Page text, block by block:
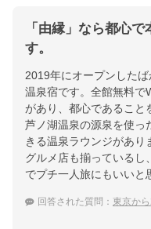
「由縁」なら都心
す。
2019年にオープンした
温泉宿です。全館無料で
があり、都心であること
芦ノ湖温泉の源泉を使っ
きる温泉ラウンジがあ
グルメ店も揃っているし
でプチ一人旅にもいいと
回答された質問： 東京から2時